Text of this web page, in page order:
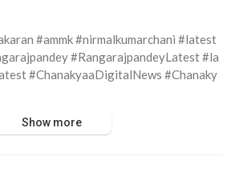
#ammk #nirmalkumarchani #latest
#RangarajpandeyLatest #la
#ChanakyaaDigitalNews #Chanaky
Show more